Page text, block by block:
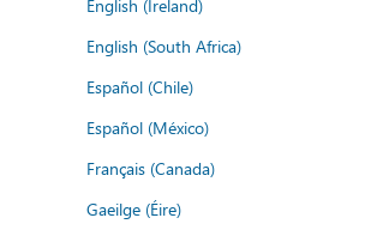
English (Ireland)
English (South Africa)
Español (Chile)
Español (México)
Français (Canada)
Gaeilge (Éire)